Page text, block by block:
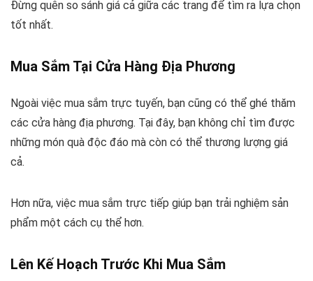
Đừng quên so sánh giá cả giữa các trang để tìm ra lựa chọn
tốt nhất.
Mua Sắm Tại Cửa Hàng Địa Phương
Ngoài việc mua sắm trực tuyến, bạn cũng có thể ghé thăm
các cửa hàng địa phương. Tại đây, bạn không chỉ tìm được
những món quà độc đáo mà còn có thể thương lượng giá
cả.
Hơn nữa, việc mua sắm trực tiếp giúp bạn trải nghiệm sản
phẩm một cách cụ thể hơn.
Lên Kế Hoạch Trước Khi Mua Sắm